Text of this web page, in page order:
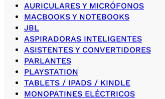
AURICULARES Y MICRÓFONOS
MACBOOKS Y NOTEBOOKS
JBL
ASPIRADORAS INTELIGENTES
ASISTENTES Y CONVERTIDORES
PARLANTES
PLAYSTATION
TABLETS / IPADS / KINDLE
MONOPATINES ELÉCTRICOS